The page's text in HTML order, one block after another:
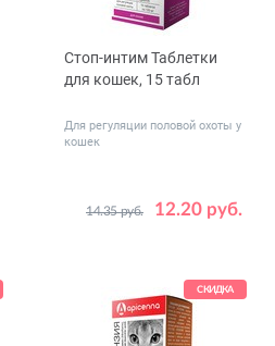
Стоп-интим Таблетки
для кошек, 15 табл
Для регуляции половой охоты у
кошек
12.20 руб.
14.35 руб.
СКИДКА